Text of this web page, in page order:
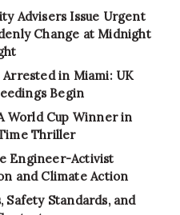
Advisers Issue Urgent
Change at Midnight
in Miami: UK
Begin
World Cup Winner in
Thriller
Engineer-Activist
and Climate Action
Safety Standards, and